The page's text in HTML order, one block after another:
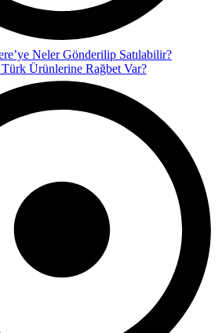
Neler Gönderilip Satılabilir?
Ürünlerine Rağbet Var?